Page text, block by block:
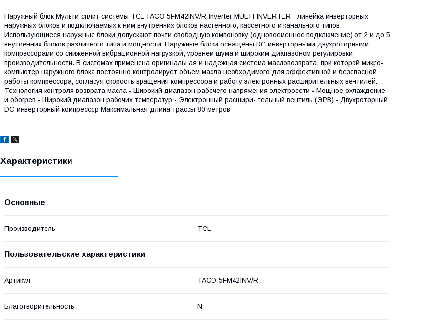
Наружный блок Мульти-сплит системы TCL TACO-5FM42INV/R Inverter MULTI INVERTER - линейка инверторных
наружных блоков и подключаемых к ним внутренних блоков настенного, кассетного и канального типов.
Использующиеся наружные блоки допускают почти свободную компоновку (одновоеменное подключение) от 2 и до 5
внутоенних блоков различного типа и мощности. Наружные блоки оснащены DC инверторными двухроторными
компрессорами со сниженной вибрационной нагрузкой, уровнем шума и широким диапазоном регулировки
производительности. В системах применена оригинальная и надежная система масловозврата, при которой микро-
компьютер наружного блока постоянно контролирует объем масла необходимого для эффективной и безопасной
работы компрессора, согласуя скорость вращения компрессора и работу электронных расширительных вентилей. -
Технология контроля возврата масла - Широкий диапазон рабочего напряжения электросети - Мощное охлаждение
и обогрев - Широкий диапазон рабочих температур - Электронный расшири- тельный вентиль (ЭРВ) - Двухроторный
DC-инверторный компрессор Максимальная длина трассы 80 метров
Характеристики
Основные
Производитель TCL
Пользовательские характеристики
Артикул TACO-5FM42INV/R
Благотворительность N